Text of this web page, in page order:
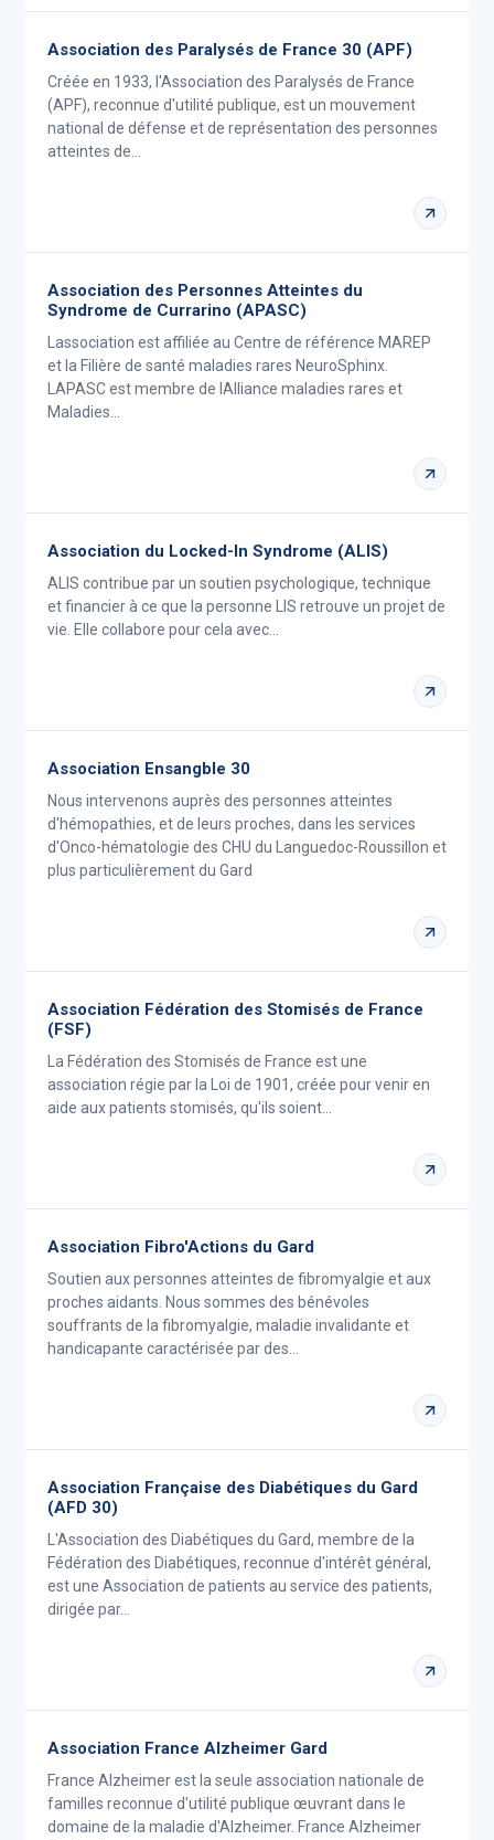
Association des Paralysés de France 30 (APF)
Créée en 1933, l'Association des Paralysés de France
(APF), reconnue d'utilité publique, est un mouvement
national de défense et de représentation des personnes
atteintes de…
Association des Personnes Atteintes du
Syndrome de Currarino (APASC)
Lassociation est affiliée au Centre de référence MAREP
et la Filière de santé maladies rares NeuroSphinx.
LAPASC est membre de lAlliance maladies rares et
Maladies…
Association du Locked-In Syndrome (ALIS)
ALIS contribue par un soutien psychologique, technique
et financier à ce que la personne LIS retrouve un projet de
vie. Elle collabore pour cela avec…
Association Ensangble 30
Nous intervenons auprès des personnes atteintes
d'hémopathies, et de leurs proches, dans les services
d'Onco-hématologie des CHU du Languedoc-Roussillon et
plus particulièrement du Gard
Association Fédération des Stomisés de France
(FSF)
La Fédération des Stomisés de France est une
association régie par la Loi de 1901, créée pour venir en
aide aux patients stomisés, qu'ils soient…
Association Fibro'Actions du Gard
Soutien aux personnes atteintes de fibromyalgie et aux
proches aidants. Nous sommes des bénévoles
souffrants de la fibromyalgie, maladie invalidante et
handicapante caractérisée par des…
Association Française des Diabétiques du Gard
(AFD 30)
L'Association des Diabétiques du Gard, membre de la
Fédération des Diabétiques, reconnue d'intérêt général,
est une Association de patients au service des patients,
dirigée par…
Association France Alzheimer Gard
France Alzheimer est la seule association nationale de
familles reconnue d'utilité publique œuvrant dans le
domaine de la maladie d'Alzheimer. France Alzheimer